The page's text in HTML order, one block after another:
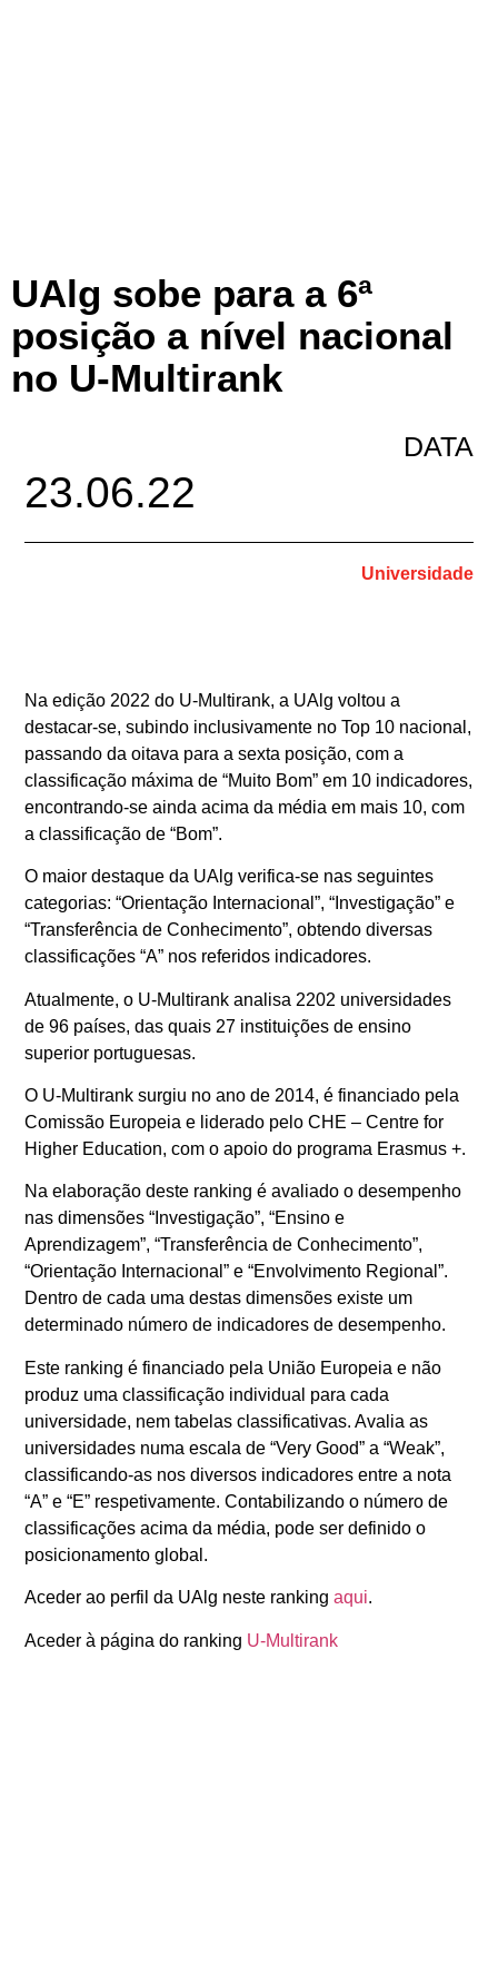
UAlg sobe para a 6ª
posição a nível nacional
no U-Multirank
DATA
23.06.22
Universidade
Na edição 2022 do U-Multirank, a UAlg voltou a
destacar-se, subindo inclusivamente no Top 10 nacional,
passando da oitava para a sexta posição, com a
classificação máxima de “Muito Bom” em 10 indicadores,
encontrando-se ainda acima da média em mais 10, com
a classificação de “Bom”.
O maior destaque da UAlg verifica-se nas seguintes
categorias: “Orientação Internacional”, “Investigação” e
“Transferência de Conhecimento”, obtendo diversas
classificações “A” nos referidos indicadores.
Atualmente, o U-Multirank analisa 2202 universidades
de 96 países, das quais 27 instituições de ensino
superior portuguesas.
O U-Multirank surgiu no ano de 2014, é financiado pela
Comissão Europeia e liderado pelo CHE – Centre for
Higher Education, com o apoio do programa Erasmus +.
Na elaboração deste ranking é avaliado o desempenho
nas dimensões “Investigação”, “Ensino e
Aprendizagem”, “Transferência de Conhecimento”,
“Orientação Internacional” e “Envolvimento Regional”.
Dentro de cada uma destas dimensões existe um
determinado número de indicadores de desempenho.
Este ranking é financiado pela União Europeia e não
produz uma classificação individual para cada
universidade, nem tabelas classificativas. Avalia as
universidades numa escala de “Very Good” a “Weak”,
classificando-as nos diversos indicadores entre a nota
“A” e “E” respetivamente. Contabilizando o número de
classificações acima da média, pode ser definido o
posicionamento global.
Aceder ao perfil da UAlg neste rankingaqui.
Aceder à página do ranking U-Multirank